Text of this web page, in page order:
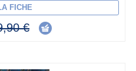
FICHE
€